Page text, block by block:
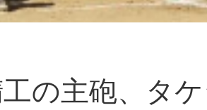
の主砲、タ